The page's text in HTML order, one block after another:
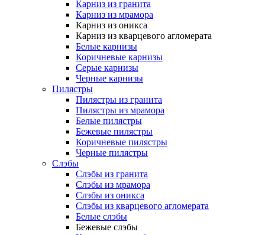
Карниз из гранита
Карниз из мрамора
Карниз из оникса
Карниз из кварцевого агломерата
Белые карнизы
Коричневые карнизы
Серые карнизы
Черные карнизы
Пилястры
Пилястры из гранита
Пилястры из мрамора
Белые пилястры
Бежевые пилястры
Коричневые пилястры
Черные пилястры
Слэбы
Слэбы из гранита
Слэбы из мрамора
Слэбы из оникса
Слэбы из кварцевого агломерата
Белые слэбы
Бежевые слэбы